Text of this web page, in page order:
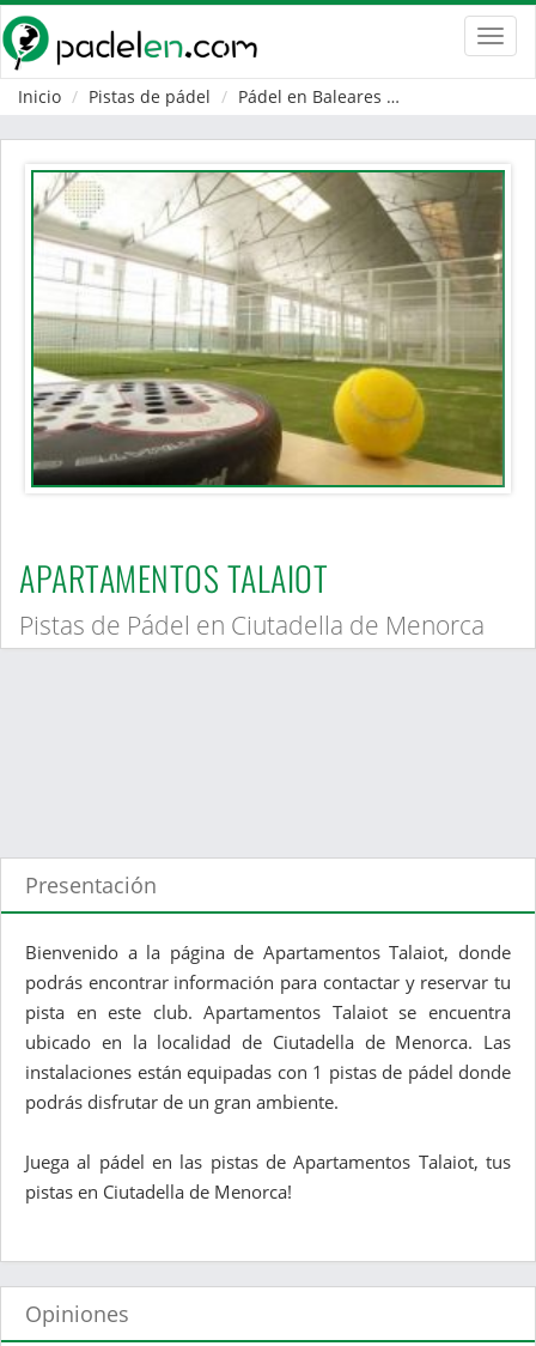
Inicio
Pistas de pádel Pádel en Baleares
APARTAMENTOS TALAIOT
Pistas de Pádel en Ciutadella de Menorca
Presentación
Bienvenido a la página de Apartamentos Talaiot, donde
podrás encontrar información para contactar y reservar tu
pista en este club. Apartamentos Talaiot se encuentra
ubicado en la localidad de Ciutadella de Menorca. Las
instalaciones están equipadas con 1 pistas de pádel donde
podrás disfrutar de un gran ambiente.
Juega al pádel en las pistas de Apartamentos Talaiot, tus
pistas en Ciutadella de Menorca!
Opiniones